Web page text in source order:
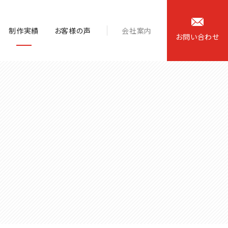
制作実績 お客様の声 会社案内
お問い合わせ